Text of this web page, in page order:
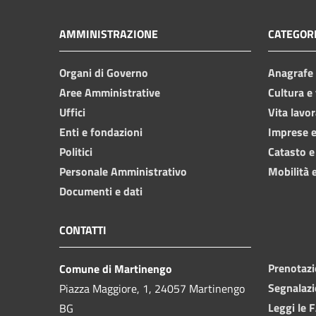
AMMINISTRAZIONE
Organi di Governo
Aree Amministrative
Uffici
Enti e fondazioni
Politici
Personale Amministrativo
Documenti e dati
Cultura
Vita
Imprese
Catasto
Mobilità
CONTATTI
Comune di Martinengo
Piazza Maggiore, 1, 24057 Martinengo
BG
Leggi le